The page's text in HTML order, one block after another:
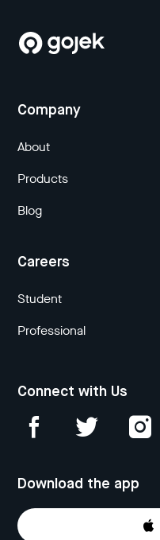
Company
About
Products
Blog
Careers
Student
Professional
Connect with Us
Download the app